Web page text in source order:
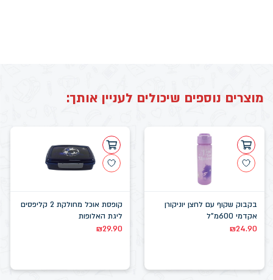
מוצרים נוספים שיכולים לעניין אותך:
בקבוק שקוף עם לחצן יוניקורן
אקדמי 600מ"ל
₪24.90
קופסת אוכל מחולקת 2 קליפסים
ליגת האלופות
₪29.90